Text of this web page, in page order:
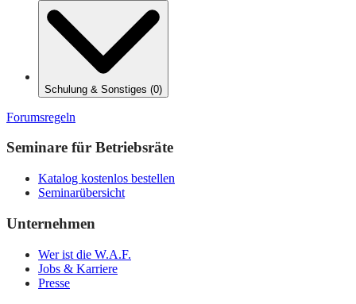
Schulung & Sonstiges (0)
Forumsregeln
Seminare für Betriebsräte
Katalog kostenlos bestellen
Seminarübersicht
Unternehmen
Wer ist die W.A.F.
Jobs & Karriere
Presse